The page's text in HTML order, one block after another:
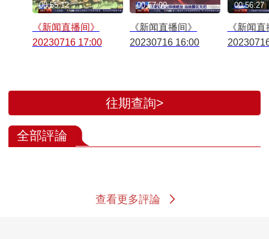
《新闻直播间》
20230716 17:00
00:55:12
《新闻直播间》
20230716 16:00
00:57:00
《新闻
00:56:27
往期查詢>
全部評論
查看更多評論